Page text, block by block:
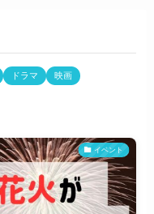
ドラマ 映画
イベント